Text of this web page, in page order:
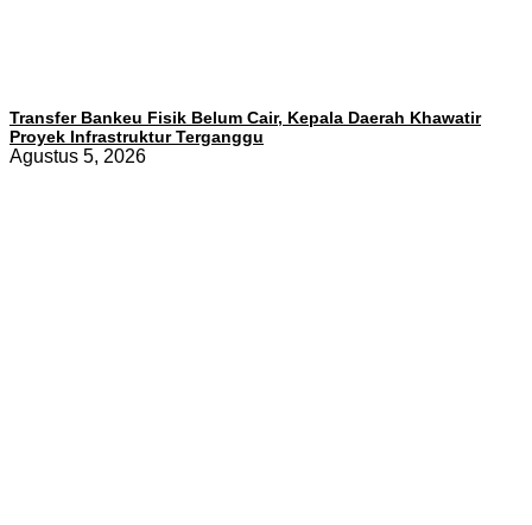
Transfer Bankeu Fisik Belum Cair, Kepala Daerah Khawatir
Proyek Infrastruktur Terganggu
Agustus 5, 2026